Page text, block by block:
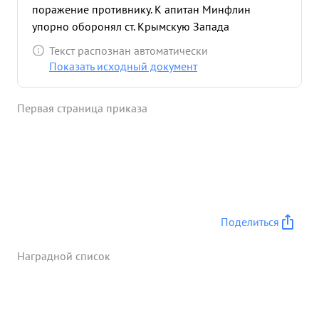
поражение противнику. К апитан Минфлин
упорно оборонял ст. Крымскую Запада
вследствии чего немцам не удалось овладеть
последней с фронта и только обойдя с севера и
оставшу. юся часть батальона вывести из
Текст распознан автоматически
Показать исходный документ
Первая страница приказа
Поделиться
Наградной список